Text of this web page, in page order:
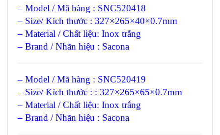
– Model / Mã hàng : SNC520418
– Size/ Kích thước : 327×265×40×0.7mm
– Material / Chất liệu: Inox trắng
– Brand / Nhãn hiệu : Sacona
– Model / Mã hàng : SNC520419
– Size/ Kích thước : : 327×265×65×0.7mm
– Material / Chất liệu: Inox trắng
– Brand / Nhãn hiệu : Sacona